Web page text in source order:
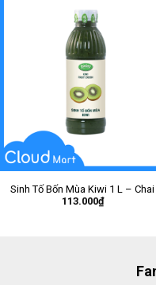
Sinh Tố Bốn Mùa Kiwi 1 L – Chai
113.000₫